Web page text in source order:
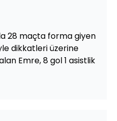
28 maçta forma giyen
dikkatleri üzerine
Emre, 8 gol 1 asistlik